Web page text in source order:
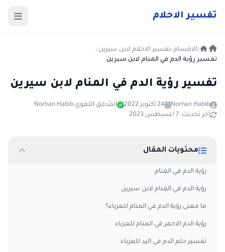
تفسير الاحلام
الاقسام تفسير الاحلام لابن سيرين
تفسير رؤية الدم في المنام لابن سيرين
تفسير رؤية الدم في المنام لابن سيرين
Norhan Habib 24 أكتوبر 2022 المُدقق اللغوي:Norhan Habib
آخر تحديث: 7 أغسطس 2023
محتويات المقال
رؤية الدم في المنام
رؤية الدم في المنام لابن سيرين
ما معنى رؤية الدم في المنام للعزباء؟
رؤية الدم الاحمر في المنام للعزباء
تفسير حلم الدم في اليد للعزباء